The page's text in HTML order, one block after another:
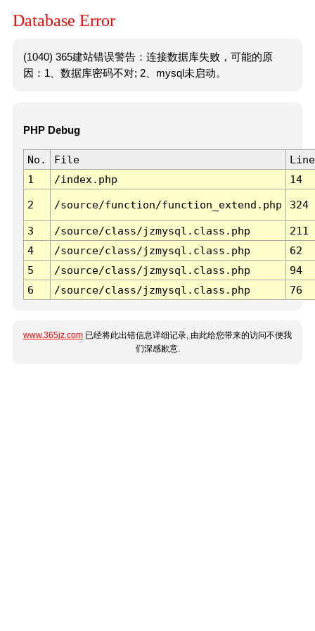
Database Error
(1040) 365建站错误警告：连接数据库失败，可能的原
因：1、数据库密码不对; 2、mysql未启动。
PHP Debug
No. File
Line
1
/index.php 14
2 /source/function/function_extend.php 324
3 /source/class/jzmysql.class.php
211
4
/source/class/jzmysql.class.php
62
5
/source/class/jzmysql.class.php
94
6
/source/class/jzmysql.class.php 76
www.365jz.com 已经将此出错信息详细记录, 由此给您带来的访问不便我
们深感歉意.